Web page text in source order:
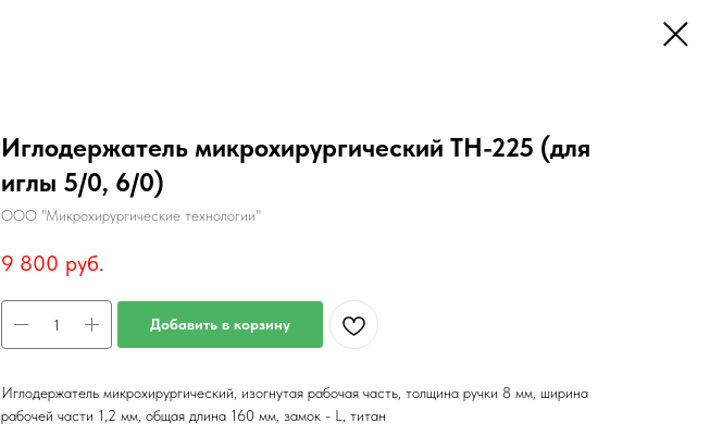
Иглодержатель микрохирургический TH-225 (для
иглы 5/0, 6/0)
ООО "Микрохирургические технологии"
9 800 руб.
Добавить в корзину
Иглодержатель микрохирургический, изогнутая рабочая часть, толщина ручки 8 мм, ширина
рабочей части 1,2 мм, общая длина 160 мм, замок - L, титан